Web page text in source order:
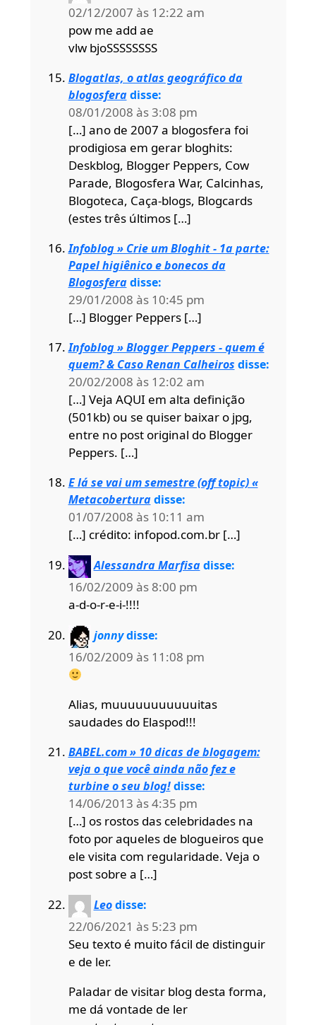
02/12/2007 às 12:22 am
pow me add ae
vlw bjoSSSSSSSS
Blogatlas, o atlas geográfico da
blogosfera disse:
08/01/2008 às 3:08 pm
[…] ano de 2007 a blogosfera foi
prodigiosa em gerar bloghits:
Deskblog, Blogger Peppers, Cow
Parade, Blogosfera War, Calcinhas,
Blogoteca, Caça-blogs, Blogcards
(estes três últimos […]
Infoblog » Crie um Bloghit - 1a parte:
Papel higiênico e bonecos da
Blogosfera disse:
29/01/2008 às 10:45 pm
[…] Blogger Peppers […]
Infoblog » Blogger Peppers - quem é
quem? & Caso Renan Calheiros disse:
20/02/2008 às 12:02 am
[…] Veja AQUI em alta definição
(501kb) ou se quiser baixar o jpg,
entre no post original do Blogger
Peppers. […]
E lá se vai um semestre (off topic) «
Metacobertura disse:
01/07/2008 às 10:11 am
[…] crédito: infopod.com.br […]
Alessandra Marfisa disse:
16/02/2009 às 8:00 pm
a-d-o-r-e-i-!!!!
jonny disse:
16/02/2009 às 11:08 pm
Alias, muuuuuuuuuuuitas
saudades do Elaspod!!!
BABEL.com » 10 dicas de blogagem:
veja o que você ainda não fez e
turbine o seu blog! disse:
14/06/2013 às 4:35 pm
[…] os rostos das celebridades na
foto por aqueles de blogueiros que
ele visita com regularidade. Veja o
post sobre a […]
Leo disse:
22/06/2021 às 5:23 pm
Seu texto é muito fácil de distinguir
e de ler.
Paladar de visitar blog desta forma,
me dá vontade de ler